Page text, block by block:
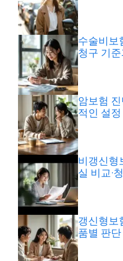
수술비보
청구 기
암보험
적인 설
비갱신형
실 비교·
갱신형보
품별 판